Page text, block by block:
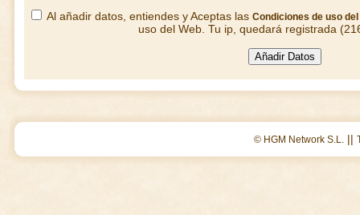
Al añadir datos, entiendes y Aceptas las Condiciones de uso del
uso del Web. Tu ip, quedará registrada
© HGM Network S.L. ||